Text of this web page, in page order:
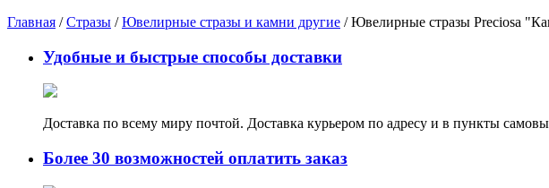
Главная /Стразы /Ювелирные стразы и камни другие / Ювелирные стразы Preciosa
Удобные и быстрые способы доставки
Доставка по всему миру почтой. Доставка курьером по адресу и в пункты
Более 30 возможностей оплатить заказ